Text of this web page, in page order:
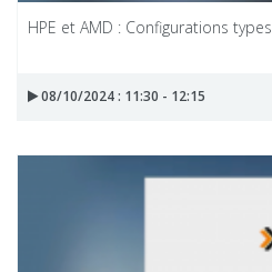
HPE et AMD : Configurations types
08/10/2024 : 11:30 - 12:15